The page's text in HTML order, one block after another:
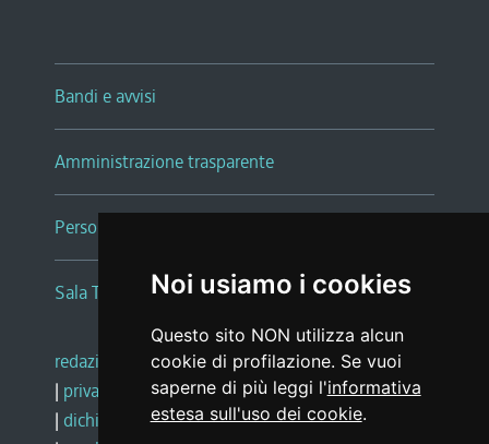
Noi usiamo i cookies
Questo sito NON utilizza alcun
cookie di profilazione. Se vuoi
saperne di più leggi l'informativa
estesa sull'uso dei cookie.
Bandi e avvisi
Amministrazione trasparente
Persone e Uffici
Sala Tiziano Tessitori
redazione web |note legali |glossario
| privacy
social media policy
| dichiarazione di accessibilità |feedback